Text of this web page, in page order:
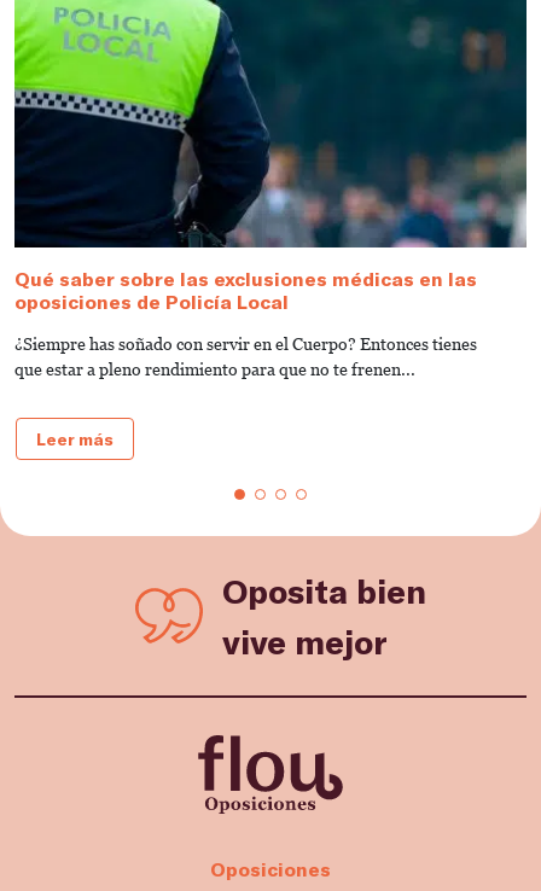
Qué saber sobre las exclusiones médicas en las
oposiciones de Policía Local
¿Siempre has soñado con servir en el Cuerpo? Entonces tienes
que estar a pleno rendimiento para que no te frenen...
Leer más
Oposita bien
vive mejor
Oposiciones